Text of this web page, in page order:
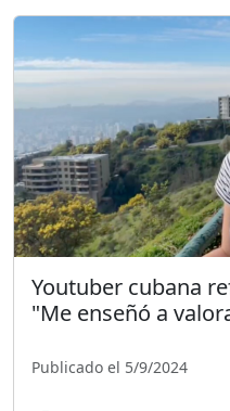
Youtuber cubana
"Me enseñó a
Publicado el 5/9/2024